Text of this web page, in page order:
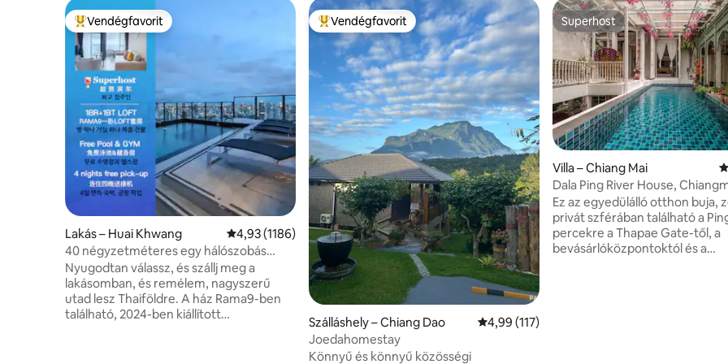
Kiemelt vendégfavorit
Vendégfavorit
Lakás – Huai Khwang Átlagos értékelés: 5/4,93, 1186 vélemény
4,93 (1186)
40 négyzetméteres egy hálószobás
lakás fürdőkáddal és erkéllyel LOFT-D4/3
fő részére/ tetőtéri medence/ közel az
RCA-hoz/ közel a vonatos éjszakai
piachoz/ közel a Tonglorhoz
Nyugodtan válassz, és szállj meg a
lakásomban, és remélem, nagyszerű
utad lesz Thaiföldre. A ház Rama9-ben
található, 2024-ben kiállított
Kiemelt vendégfavorit
Vendégfavorit
Szálláshely – Chiang Dao Átlagos értékelés: 5/4,99, 117 vélemény
4,99 (117)
Joedahomestay
Könnyű és könnyű közösségi
Superhost
Superhost
Villa – Chiang Mai
Dala Ping River House,
Ez az egyedülálló otthon buja,
privát szférában található a
percekre a Thapae Gate-től, a
bevásárlóközpontoktól és a